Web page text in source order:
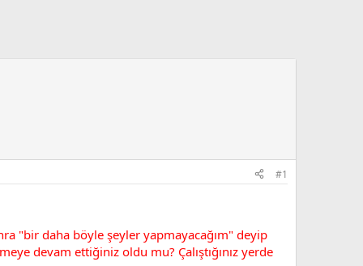
#1
"bir daha böyle şeyler yapmayacağım" deyip
devam ettiğiniz oldu mu? Çalıştığınız yerde